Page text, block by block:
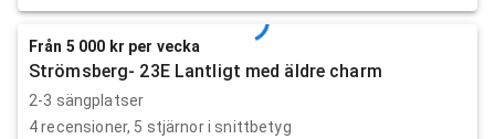
Från 5 000 kr per vecka
Strömsberg- 23E Lantligt med äldre charm
2-3 sängplatser
4recensioner, 5 stjärnor i snittbetyg